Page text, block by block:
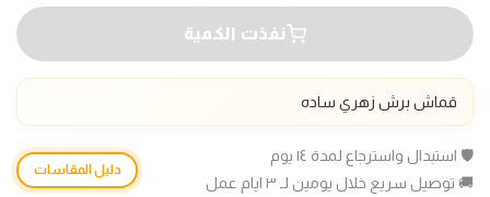
نفذت الكمية
قماش برش زهري ساده
🛡️ استبدال واسترجاع لمدة ١٤ يوم
🚚 توصيل سريع خلال يومين لـ ٣ ايام عمل
دليل المقاسات